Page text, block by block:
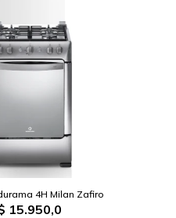
4H Milan Zafiro
15.950,0